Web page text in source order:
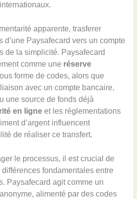
apparente, trasferer
d’une Paysafecard vers un compte
de la simplicité. Paysafecard
comme une réserve
forme de codes, alors que
avec un compte bancaire,
une source de fonds déjà
en ligneet les réglementations
d’argent influencent
de réaliser ce transfert.
le processus, il est crucial de
fondamentales entre
Paysafecard agit comme un
alimenté par des codes